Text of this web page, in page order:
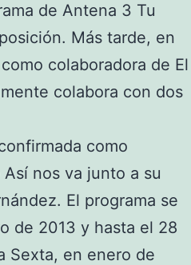
de Antena 3 Tu
Más tarde, en
colaboradora de El
colabora con dos
como
nos va junto a su
El programa se
de 2013 y hasta el 28
Sexta, en enero de